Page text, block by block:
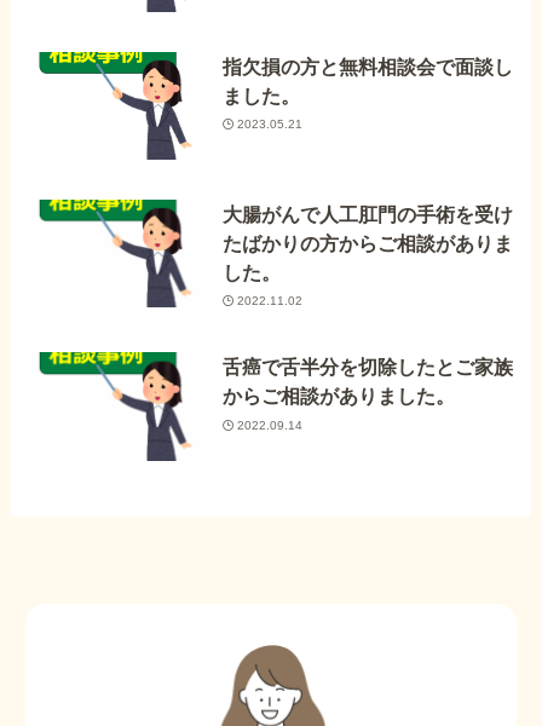
指欠損の方と無料相談会で面談し
ました。
2023.05.21
大腸がんで人工肛門の手術を受け
たばかりの方からご相談がありま
した。
2022.11.02
舌癌で舌半分を切除したとご家族
からご相談がありました。
2022.09.14